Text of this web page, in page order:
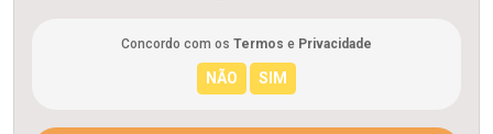
Concordo com os Termos e Privacidade